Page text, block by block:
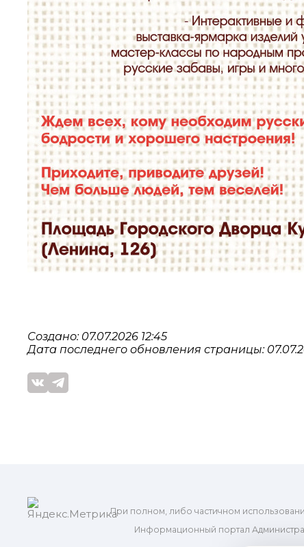
Создано: 07.07.2026 12:45
Дата последнего обновления страницы:
При полном, либо частичном
Информационный портал